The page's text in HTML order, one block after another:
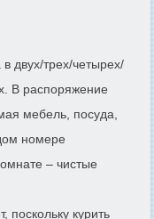
двух/трех/четырех/
В распоряжение
мебель, посуда,
номере
– чистые
поскольку курить